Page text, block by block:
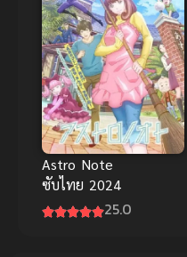
Astro Note
ซับไทย 2024
25.0